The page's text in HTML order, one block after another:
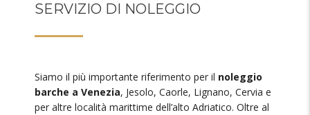
SERVIZIO DI NOLEGGIO
Siamo il più importante riferimento per il noleggio
barche a Venezia, Jesolo, Caorle, Lignano, Cervia e
per altre località marittime dell’alto Adriatico. Oltre al